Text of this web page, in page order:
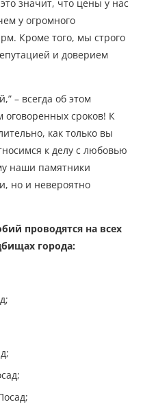
значит, что цены у нас
у огромного
Кроме того, мы строго
и доверием
– всегда об этом
сроков! К
как только вы
к делу с любовью
наши памятники
но и невероятно
проводятся на всех
города: